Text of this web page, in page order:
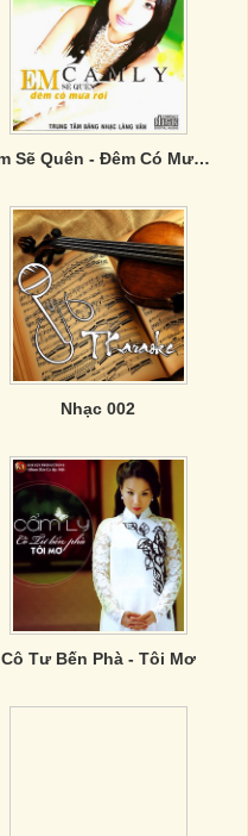
Em Sẽ Quên - Đêm Có Mưa Rơi
Nhạc 002
Cô Tư Bến Phà - Tôi Mơ